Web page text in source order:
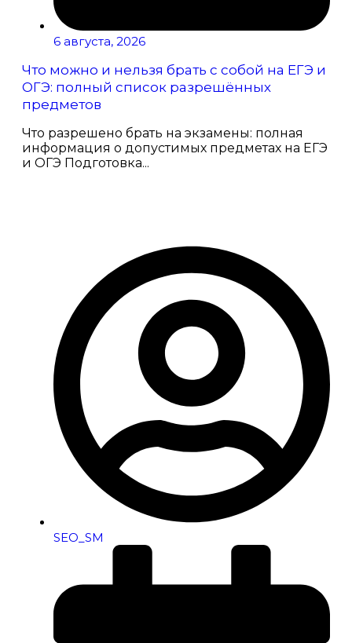
6 августа, 2026
Что можно и нельзя брать с собой на ЕГЭ и
ОГЭ: полный список разрешённых
предметов
Что разрешено брать на экзамены: полная
информация о допустимых предметах на ЕГЭ
и ОГЭ Подготовка...
SEO_SM